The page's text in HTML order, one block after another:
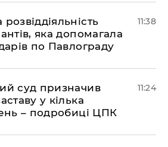
яка допомагала
по Павлограду
11:38
суд призначив
у кілька
– подробиці ЦПК
11:24